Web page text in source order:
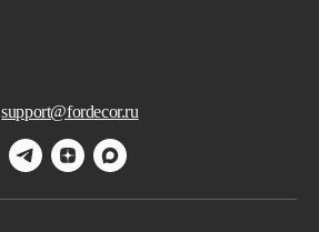
support@fordecor.ru